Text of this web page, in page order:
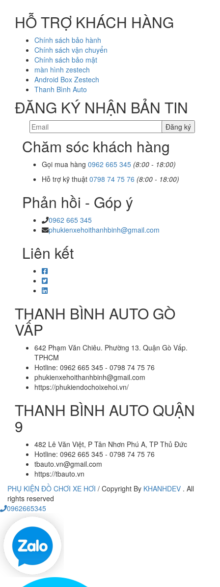
HỖ TRỢ KHÁCH HÀNG
Chính sách bảo hành
Chính sách vận chuyển
Chính sách bảo mật
màn hình zestech
Android Box Zestech
Thanh Bình Auto
ĐĂNG KÝ NHẬN BẢN TIN
Chăm sóc khách hàng
Gọi mua hàng 0962 665 345 (8:00 - 18:00)
Hỗ trợ kỹ thuật 0798 74 75 76 (8:00 - 18:00)
Phản hồi - Góp ý
0962 665 345
phukienxehoithanhbinh@gmail.com
Liên kết
THANH BÌNH AUTO GÒ
VẤP
642 Phạm Văn Chiêu. Phường 13. Quận Gò Vấp.
TPHCM
Hotline: 0962 665 345 - 0798 74 75 76
phukienxehoithanhbinh@gmail.com
https://phukiendochoixehoi.vn/
THANH BÌNH AUTO QUẬN
9
482 Lê Văn Việt, P Tân Nhơn Phú A, TP Thủ Đức
Hotline: 0962 665 345 - 0798 74 75 76
tbauto.vn@gmail.com
https://tbauto.vn
PHỤ KIỆN ĐỒ CHƠI XE HƠI / Copyright By KHANHDEV . All
rights reserved
0962665345